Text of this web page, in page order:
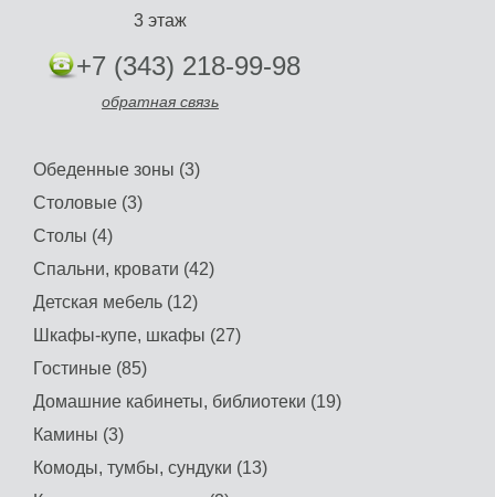
3 этаж
+7 (343) 218-99-98
обратная связь
Обеденные зоны (3)
Столовые (3)
Столы (4)
Спальни, кровати (42)
Детская мебель (12)
Шкафы-купе, шкафы (27)
Гостиные (85)
Домашние кабинеты, библиотеки (19)
Камины (3)
Комоды, тумбы, сундуки (13)